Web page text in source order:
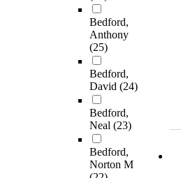
Bedford,
Anthony
(25)
Bedford,
David (24)
Bedford,
Neal (23)
Bedford,
Norton M